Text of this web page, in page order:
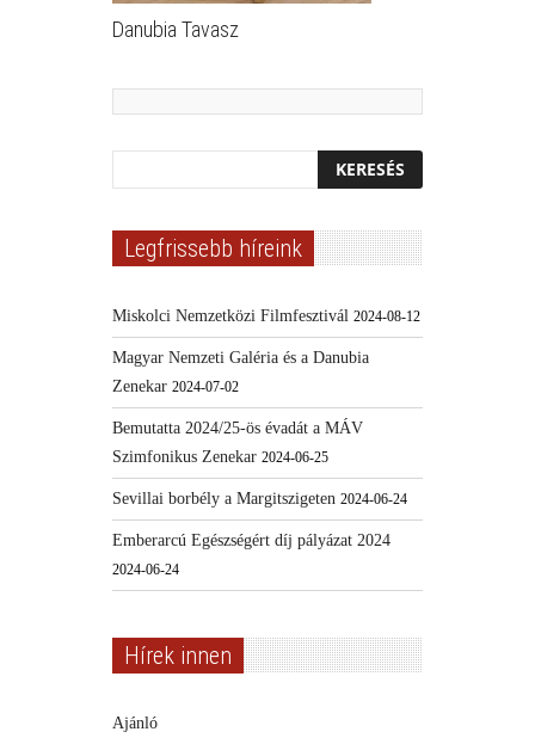
Danubia Tavasz
Legfrissebb híreink
Miskolci Nemzetközi Filmfesztivál 2024-08-12
Magyar Nemzeti Galéria és a Danubia
Zenekar 2024-07-02
Bemutatta 2024/25-ös évadát a MÁV
Szimfonikus Zenekar 2024-06-25
Sevillai borbély a Margitszigeten 2024-06-24
Emberarcú Egészségért díj pályázat 2024
2024-06-24
Hírek innen
Ajánló